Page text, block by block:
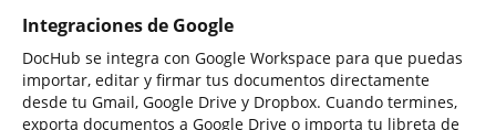
Integraciones de Google
DocHub se integra con Google Workspace para que puedas
importar, editar y firmar tus documentos directamente
desde tu Gmail, Google Drive y Dropbox. Cuando termines,
exporta documentos a Google Drive o importa tu libreta de